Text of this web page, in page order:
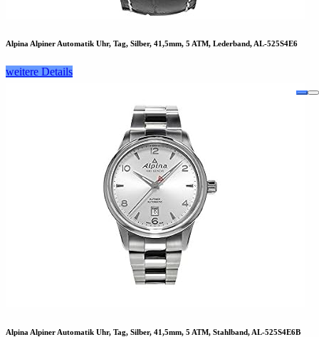
Alpina Alpiner Automatik Uhr, Tag, Silber, 41,5mm, 5 ATM, Lederband, AL-525S4E6
weitere Details
Alpina Alpiner Automatik Uhr, Tag, Silber, 41,5mm, 5 ATM, Stahlband, AL-525S4E6B